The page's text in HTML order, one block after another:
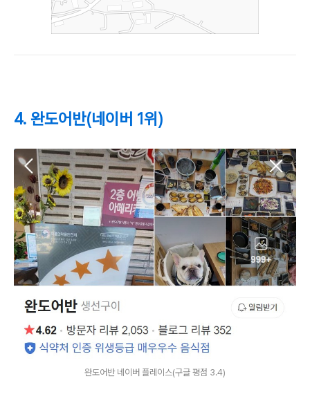
4. 완도어반(네이버 1위)
완도어반 네이버 플레이스(구글 평점 3.4)